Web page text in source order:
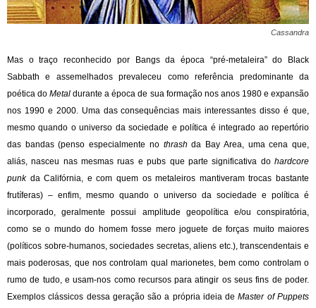
Cassandra
Mas o traço reconhecido por Bangs da época “pré-metaleira” do Black
Sabbath e assemelhados prevaleceu como referência predominante da
poética doMetal durante a época de sua formação nos anos 1980 e expansão
nos 1990 e 2000. Uma das consequências mais interessantes disso é que,
mesmo quando o universo da sociedade e política é integrado ao repertório
das bandas (penso especialmente no thrash da Bay Area, uma cena que,
aliás, nasceu nas mesmas ruas e pubs que parte significativa do hardcore
punkda Califórnia, e com quem os metaleiros mantiveram trocas bastante
frutíferas) – enfim, mesmo quando o universo da sociedade e política é
incorporado, geralmente possui amplitude geopolítica e/ou conspiratória,
como se o mundo do homem fosse mero joguete de forças muito maiores
(políticos sobre-humanos, sociedades secretas, aliens etc.), transcendentais e
mais poderosas, que nos controlam qual marionetes, bem como controlam o
rumo de tudo, e usam-nos como recursos para atingir os seus fins de poder.
Exemplos clássicos dessa geração são a própria ideia deMaster of Puppets